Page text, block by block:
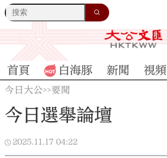
首頁 白海豚 新聞 視頻
今日大公>>要聞
今日選舉論壇
2025.11.17 04:22